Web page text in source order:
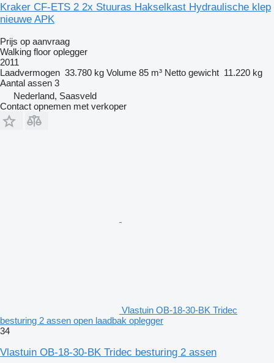
Kraker CF-ETS 2 2x Stuuras Hakselkast Hydraulische klep
nieuwe APK
Prijs op aanvraag
Walking floor oplegger
2011
Laadvermogen 33.780 kg Volume 85 m³ Netto gewicht 11.220 kg
Aantal assen 3
Nederland, Saasveld
Contact opnemen met verkoper
Vlastuin OB-18-30-BK Tridec
besturing 2 assen open laadbak oplegger
34
Vlastuin OB-18-30-BK Tridec besturing 2 assen